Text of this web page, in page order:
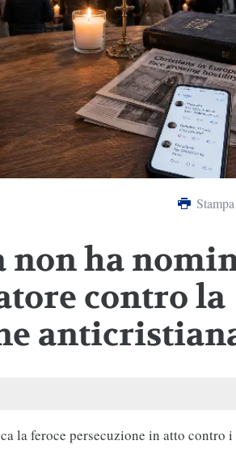
non ha
contro la
la feroce persecuzione in atto contro